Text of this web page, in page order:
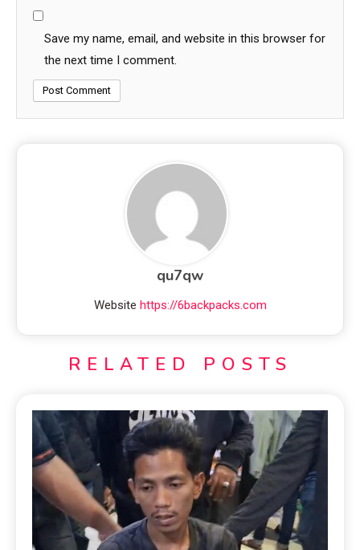
Save my name, email, and website in this browser for
the next time I comment.
qu7qw
Website https://6backpacks.com
RELATED POSTS